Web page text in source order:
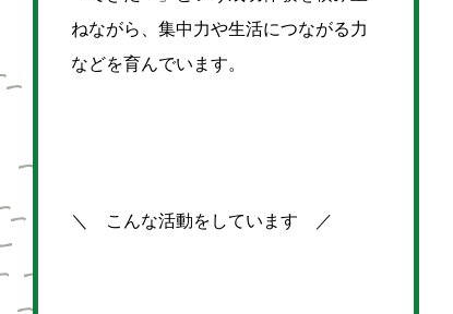
ねながら、集中力や生活につながる力
などを育んでいます。
＼ こんな活動をしています ／